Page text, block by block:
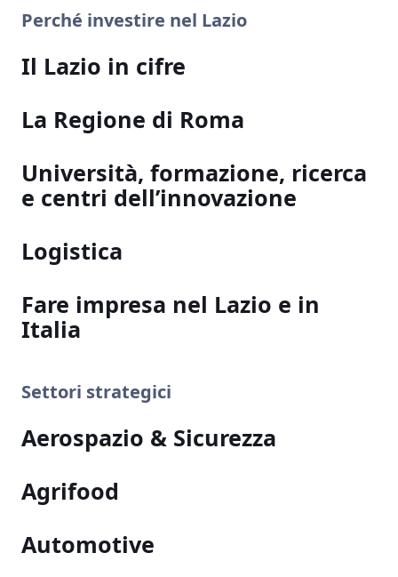
Perché investire nel Lazio
Il Lazio in cifre
La Regione di Roma
Università, formazione, ricerca
e centri dell’innovazione
Logistica
Fare impresa nel Lazio e in
Italia
Settori strategici
Aerospazio & Sicurezza
Agrifood
Automotive